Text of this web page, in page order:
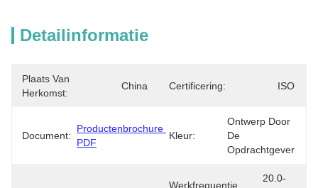
Detailinformatie
Plaats Van
Herkomst:
China Certificering: ISO
Document:
Productenbrochure
PDF
Kleur:
Ontwerp Door
De
Opdrachtgever
Werkfrequentie
20.0-